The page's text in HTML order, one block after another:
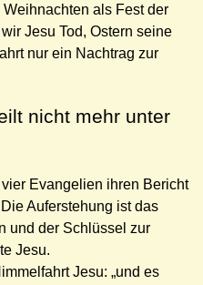
als Fest der
Jesu Tod, Ostern seine
nur ein Nachtrag zur
nicht mehr unter
Evangelien ihren Bericht
Auferstehung ist das
und der Schlüssel zur
Jesu.
Jesu: „und es